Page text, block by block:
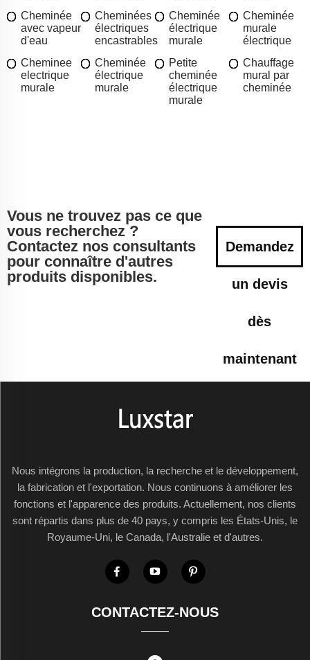
Cheminée
avec vapeur
d'eau
Cheminées
électriques
encastrables
Cheminée
électrique
murale
Cheminée
murale
électrique
Cheminee
electrique
murale
Cheminée
électrique
murale
Petite
cheminée
électrique
murale
Chauffage
mural par
cheminée
Vous ne trouvez pas ce que
vous recherchez ?
Contactez nos consultants
pour connaître d'autres
produits disponibles.
Demandez
un devis
dès
maintenant
Nous intégrons la production, la recherche et le développement,
la fabrication et l'exportation. Nous continuons à améliorer les
fonctions et l'apparence des produits. Actuellement, nos clients
sont répartis dans plus de 40 pays, y compris les États-Unis, le
Royaume-Uni, le Canada, l'Australie et d'autres.
CONTACTEZ-NOUS